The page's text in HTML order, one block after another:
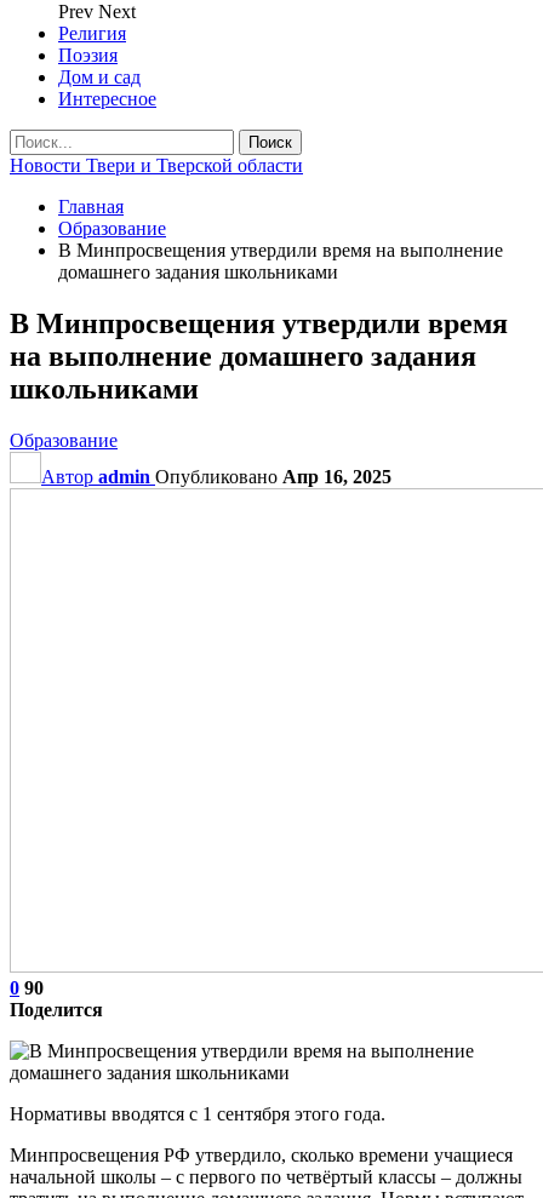
Prev Next
Религия
Поэзия
Дом и сад
Интересное
Новости Твери и Тверской области
Главная
Образование
В Минпросвещения утвердили время на выполнение
домашнего задания школьниками
В Минпросвещения утвердили время
на выполнение домашнего задания
школьниками
Образование
Автор admin Опубликовано Апр 16, 2025
0 90
Поделится
Нормативы вводятся с 1 сентября этого года.
Минпросвещения РФ утвердило, сколько времени учащиеся
начальной школы – с первого по четвёртый классы – должны